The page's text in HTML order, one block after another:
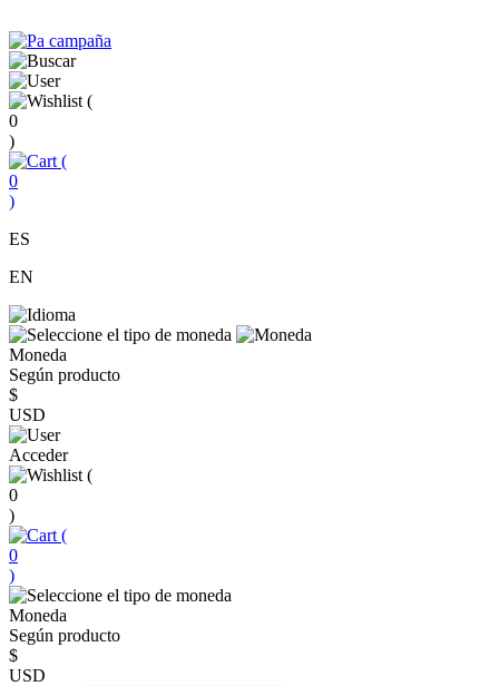
(
0
)
(
0
)
ES
EN
Moneda
Según producto
$
USD
Acceder
(
0
)
(
0
)
Moneda
Según producto
$
USD